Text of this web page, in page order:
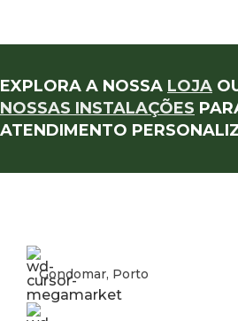
EXPLORA A NOSSA LOJA
NOSSAS INSTALAÇÕES
ATENDIMENTO
Gondomar, Porto